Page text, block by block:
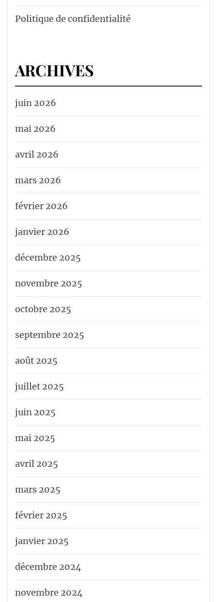
Politique de confidentialité
ARCHIVES
juin 2026
mai 2026
avril 2026
mars 2026
février 2026
janvier 2026
décembre 2025
novembre 2025
octobre 2025
septembre 2025
août 2025
juillet 2025
juin 2025
mai 2025
avril 2025
mars 2025
février 2025
janvier 2025
décembre 2024
novembre 2024